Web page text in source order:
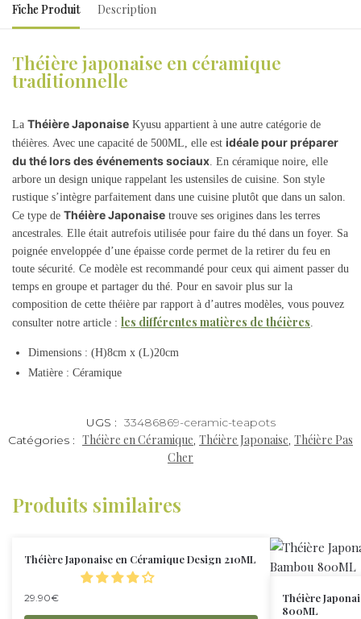
Fiche Produit Description
Théière japonaise en céramique
traditionnelle
La Théière Japonaise Kyusu appartient à une autre catégorie de
théières. Avec une capacité de 500ML, elle est idéale pour préparer
du thé lors des événements sociaux . En céramique noire, elle
arbore un design unique rappelant les ustensiles de cuisine. Son style
rustique s’intègre parfaitement dans une cuisine plutôt que dans un salon.
Ce type de Théière Japonaise trouve ses origines dans les terres
ancestrales. Elle était autrefois utilisée pour faire du thé dans un foyer. Sa
poignée enveloppée d’une épaisse corde permet de la retirer du feu en
toute sécurité. Ce modèle est recommandé pour ceux qui aiment passer du
temps en groupe et partager du thé. Pour en savoir plus sur la
composition de cette théière par rapport à d’autres modèles, vous pouvez
consulter notre article : les différentes matières de théières
Dimensions : (H)8cm x (L)20cm
Matière : Céramique
UGS : 33486869-ceramic-teapots
Catégories : Théière en Céramique, Théière Japonaise, Théière Pas
Cher
Produits similaires
Théière Japonaise en Céramique Design 210ML
29.90€
Théière
800ML